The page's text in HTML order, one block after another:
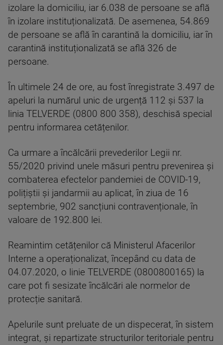
izolare la domiciliu, iar 6.038 de persoane se află
în izolare instituționalizată. De asemenea, 54.869
de persoane se află în carantină la domiciliu, iar în
carantină instituționalizată se află 326 de
persoane.
În ultimele 24 de ore, au fost înregistrate 3.497 de
apeluri la numărul unic de urgență 112 și 537 la
linia TELVERDE (0800 800 358), deschisă special
pentru informarea cetățenilor.
Ca urmare a încălcării prevederilor Legii nr.
55/2020 privind unele măsuri pentru prevenirea și
combaterea efectelor pandemiei de COVID-19,
polițiștii și jandarmii au aplicat, în ziua de 16
septembrie, 902 sancțiuni contravenționale, în
valoare de 192.800 lei.
Reamintim cetățenilor că Ministerul Afacerilor
Interne a operaționalizat, începând cu data de
04.07.2020, o linie TELVERDE (0800800165) la
care pot fi sesizate încălcări ale normelor de
protecție sanitară.
Apelurile sunt preluate de un dispecerat, în sistem
integrat, și repartizate structurilor teritoriale pentru